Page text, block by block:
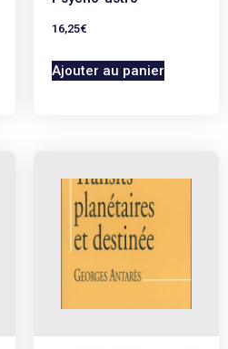
16,25€
Ajouter au panier